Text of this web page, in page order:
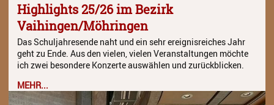
Ermäßigungen
Fördermöglichkeiten
Mietinstrumente
Highlights 25/26 im Bezirk
Vaihingen/Möhringen
Das Schuljahresende naht und ein sehr ereignisreiches Jahr
geht zu Ende. Aus den vielen, vielen Veranstaltungen möchte
ich zwei besondere Konzerte auswählen und zurückblicken.
MEHR...